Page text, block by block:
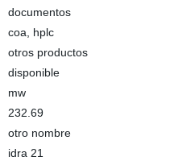
documentos
coa, hplc
otros productos
disponible
mw
232.69
otro nombre
idra 21